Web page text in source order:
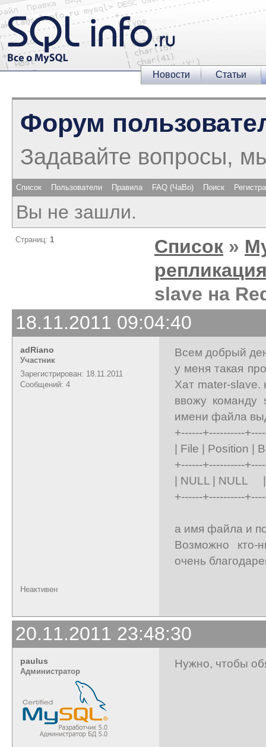
Новости Статьи
Форум
Задавайте вопросы,
Список Пользователи Правила FAQ (ЧаВо) Поиск
Вы не зашли.
Страниц: 1 Список »
slave на
18.11.2011 09:04:40
adRiano
Участник
Зарегистрирован: 18.11.2011
Сообщений: 4
Всем добрый
у меня такая
Хат mater-slave.
ввожу
имени файла
+------+----------
| File | Position |
+------+----------
| NULL |
+------+----------
а имя файла и
Возможно кто-
очень
Неактивен
20.11.2011 23:48:30
paulus
Администратор
Нужно, чтобы